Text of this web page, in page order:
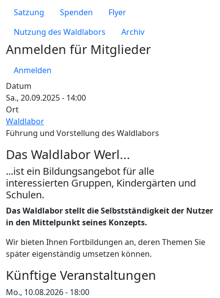
Datum
Sa., 20.09.2025 - 14:00
Ort
Waldlabor
Führung und Vorstellung des Waldlabors
Satzung Spenden
Flyer
Nutzung des Waldlabors
Archiv
Anmelden für Mitglieder
Anmelden
Das Waldlabor Werl...
...ist ein Bildungsangebot für alle
interessierten Gruppen, Kindergärten und
Schulen.
Das Waldlabor stellt die Selbstständigkeit der Nutzer
in den Mittelpunkt seines Konzepts.
Wir bieten Ihnen Fortbildungen an, deren Themen Sie
später eigenständig umsetzen können.
Künftige Veranstaltungen
Mo., 10.08.2026 - 18:00